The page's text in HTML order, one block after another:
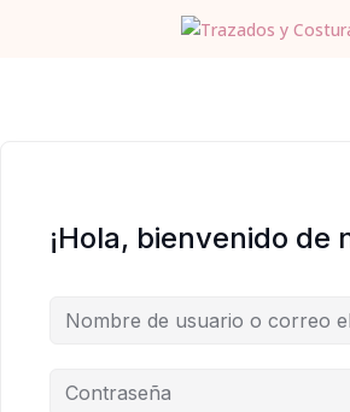
¡Hola, bienvenido de